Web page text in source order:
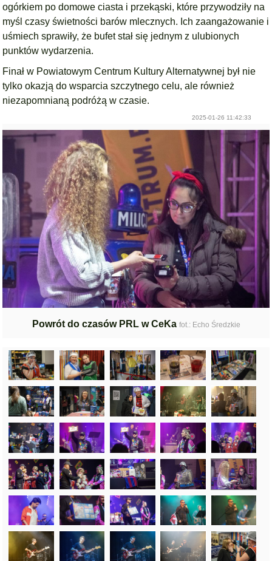
ogórkiem po domowe ciasta i przekąski, które przywodziły na
myśl czasy świetności barów mlecznych. Ich zaangażowanie i
uśmiech sprawiły, że bufet stał się jednym z ulubionych
punktów wydarzenia.
Finał w Powiatowym Centrum Kultury Alternatywnej był nie
tylko okazją do wsparcia szczytnego celu, ale również
niezapomnianą podróżą w czasie.
2025-01-26 11:42:33
Powrót do czasów PRL w CeKa fot.: Echo Średzkie